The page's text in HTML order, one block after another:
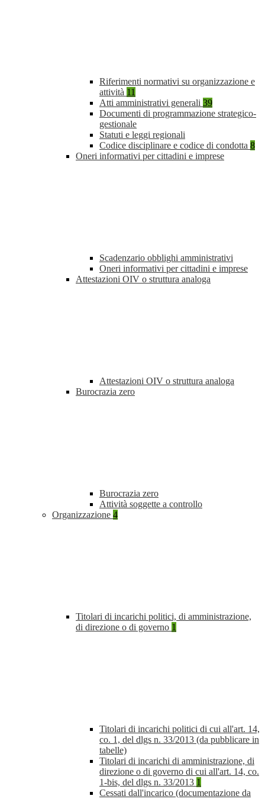
Riferimenti normativi su organizzazione e
attività 11
Atti amministrativi generali 39
Documenti di programmazione strategico-
gestionale
Statuti e leggi regionali
Codice disciplinare e codice di condotta 8
Oneri informativi per cittadini e imprese
Scadenzario obblighi amministrativi
Oneri informativi per cittadini e imprese
Attestazioni OIV o struttura analoga
Attestazioni OIV o struttura analoga
Burocrazia zero
Burocrazia zero
Attività soggette a controllo
Organizzazione 4
Titolari di incarichi politici, di amministrazione,
di direzione o di governo 1
Titolari di incarichi politici di cui all'art. 14,
co. 1, del dlgs n. 33/2013 (da pubblicare in
tabelle)
Titolari di incarichi di amministrazione, di
direzione o di governo di cui all'art. 14, co.
1-bis, del dlgs n. 33/2013 1
Cessati dall'incarico (documentazione da